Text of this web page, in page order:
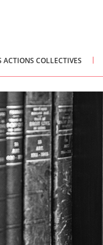
ACTIONS COLLECTIVES